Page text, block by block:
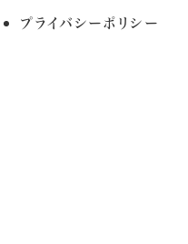
プライバシーポリシー